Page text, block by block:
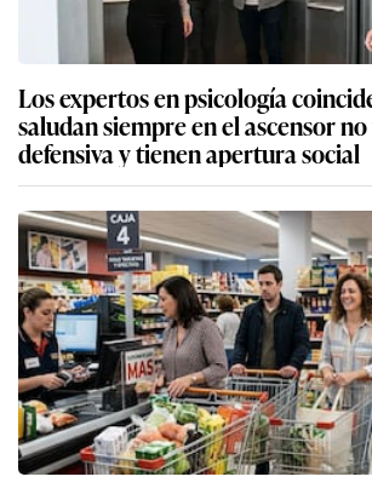
Los expertos en psicología
saludan siempre en el ascensor
defensiva y tienen apertura social